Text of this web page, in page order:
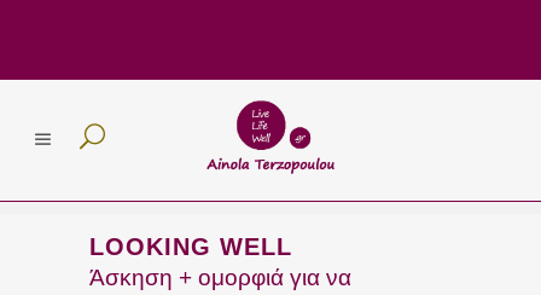
LOOKING WELL
Άσκηση + ομορφιά για να